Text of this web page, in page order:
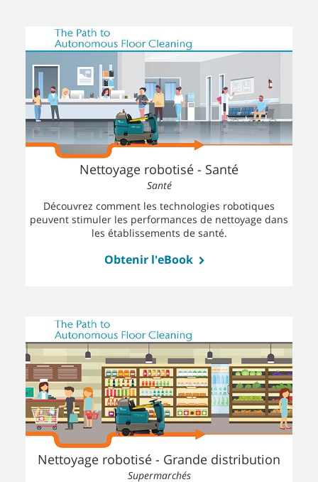
Nettoyage robotisé - Santé
Santé
Découvrez comment les technologies robotiques
peuvent stimuler les performances de nettoyage dans
les établissements de santé.
Obtenir l'eBook
Nettoyage robotisé - Grande distribution
Supermarchés